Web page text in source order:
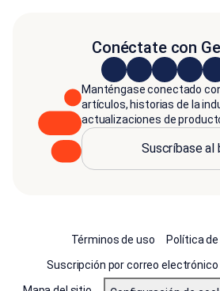
Conéctate con
Manténgase conectado
artículos, historias de la
actualizaciones de
Suscríbase al
Términos de uso
Política
Suscripción por correo electrónico